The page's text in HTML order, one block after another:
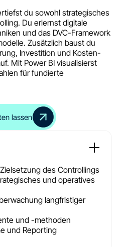
du sowohl strategisches
Du erlernst digitale
und das DVC-Framework
Zusätzlich baust du
Investition und Kosten-
Mit Power BI visualisierst
für fundierte
lassen
des Controllings
und operatives
langfristiger
und -methoden
und Reporting